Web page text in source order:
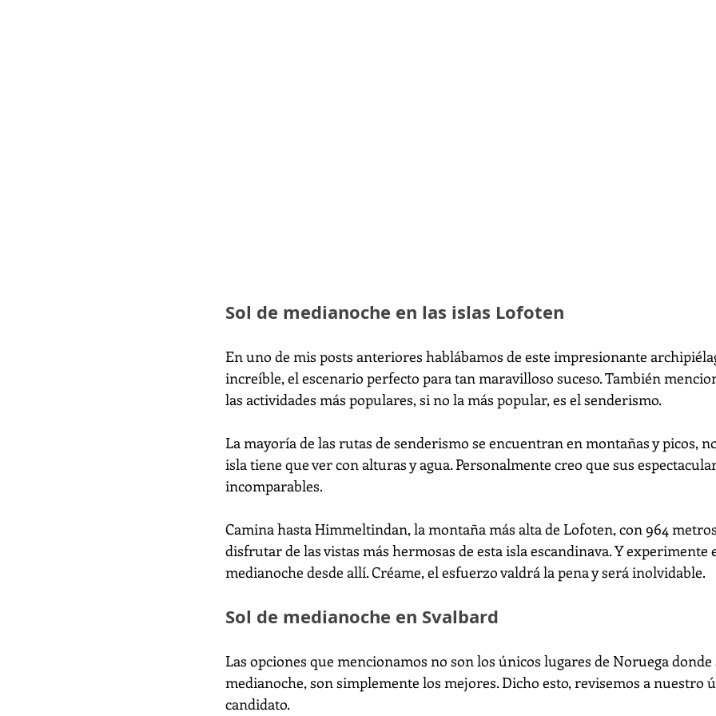
Sol de medianoche en las islas Lofoten
En uno de mis posts anteriores hablábamos de este impresionante
increíble, el escenario perfecto para tan maravilloso suceso. También
las actividades más populares, si no la más popular, es el senderismo.
La mayoría de las rutas de senderismo se encuentran en montañas y picos,
isla tiene que ver con alturas y agua. Personalmente creo que sus
incomparables.
Camina hasta Himmeltindan, la montaña más alta de Lofoten, con 964
disfrutar de las vistas más hermosas de esta isla escandinava. Y experimente
medianoche desde allí. Créame, el esfuerzo valdrá la pena y será inolvidable.
Sol de medianoche en Svalbard
Las opciones que mencionamos no son los únicos lugares de Noruega donde
medianoche, son simplemente los mejores. Dicho esto, revisemos a nuestro
candidato.